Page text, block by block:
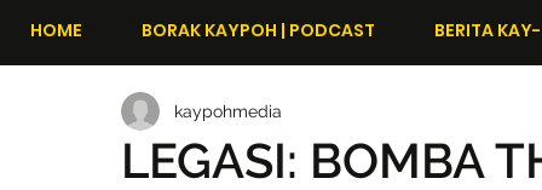
HOME BORAK KAYPOH | PODCAST BERITA
LEGASI: BOMBA
kaypohmedia